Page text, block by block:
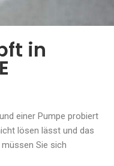
in
einer Pumpe probiert
lösen lässt und das
Sie sich